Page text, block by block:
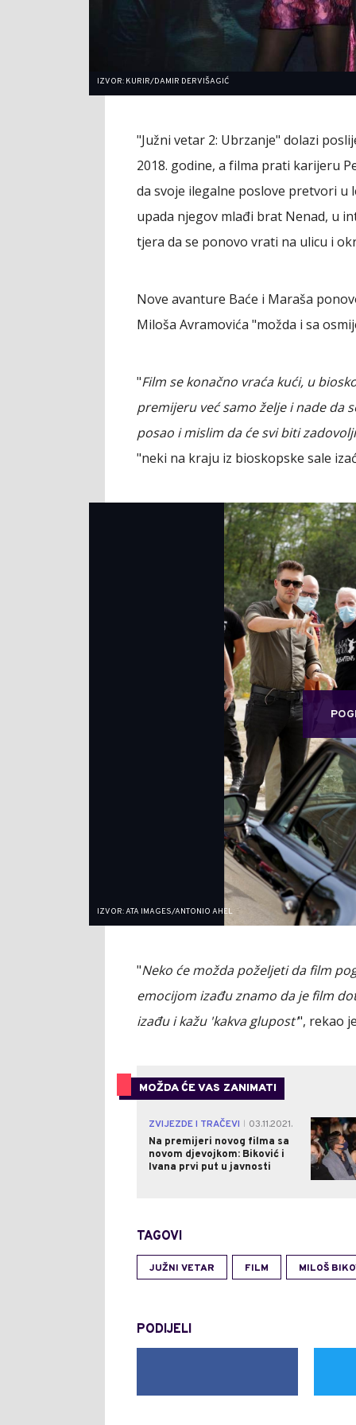
IZVOR: KURIR/DAMIR DERVIŠAGIĆ
"Južni vetar 2: Ubrzanje" dolazi
2018. godine, a filma prati karijeru
da svoje ilegalne poslove pretvori u
upada njegov mlađi brat Nenad, u
tjera da se ponovo vrati na ulicu i
Nove avanture Baće i Maraša
Miloša Avramovića "možda i sa
"Film se konačno vraća kući, u
premijeru već samo želje i nade da
posao i mislim da će svi biti
"neki na kraju iz bioskopske sale
IZVOR: ATA IMAGES/ANTONIO AHEL
"Neko će možda poželjeti da film
emocijom izađu znamo da je film
izađu i kažu 'kakva glupost'", rekao
MOŽDA ĆE VAS ZANIMATI
ZVIJEZDE I TRAČEVI
03.11.2021.
Na premijeri novog filma sa
novom djevojkom: Biković i
Ivana prvi put u javnosti
TAGOVI
JUŽNI VETAR FILM MILOŠ
PODIJELI